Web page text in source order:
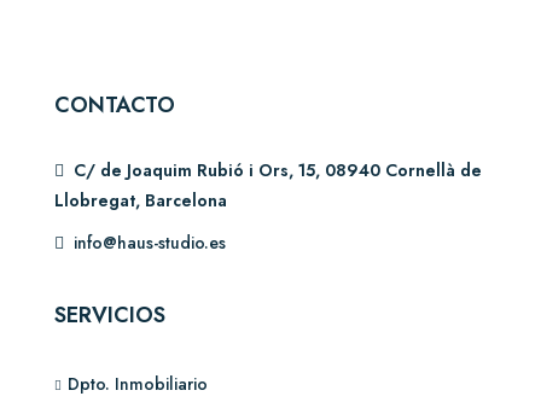
CONTACTO
C/ de Joaquim Rubió i Ors, 15, 08940 Cornellà de
Llobregat, Barcelona
info@haus-studio.es
SERVICIOS
Dpto. Inmobiliario